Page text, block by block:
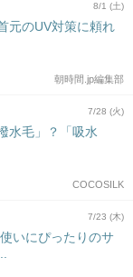
8/1 (土)
元のUV対策に頼れ
朝時間.jp編集部
7/28 (火)
水毛」？「吸水
COCOSILK
7/23 (木)
いにぴったりのサ